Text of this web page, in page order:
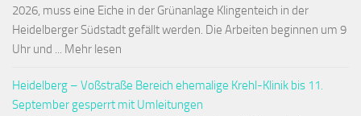
2026, muss eine Eiche in der Grünanlage Klingenteich in der
Heidelberger Südstadt gefällt werden. Die Arbeiten beginnen um 9
Uhr und ... Mehr lesen
Heidelberg – Voßstraße Bereich ehemalige Krehl-Klinik bis 11.
September gesperrt mit Umleitungen